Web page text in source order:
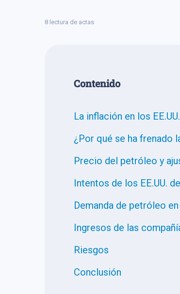
8 lectura de actas
Сontenido
La inflación en los EE.UU.
¿Por qué se ha frenado
Precio del petróleo y
Intentos de los EE.UU.
Demanda de petróleo en
Ingresos de las
Riesgos
Conclusión